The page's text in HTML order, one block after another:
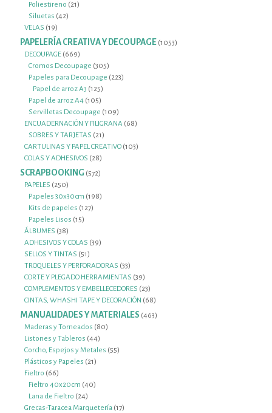
productos
Poliestireno 2121
Siluetas 4242
VELAS 1919
productos
PAPELERÍA CREATIVA Y DECOUPAGE 10531053
DECOUPAGE 669669
productos
Cromos Decoupage 305305
productos
Papeles para Decoupage 223223
Papel de arroz A3 125125
productos
Papel de arroz A4 105105
productos
Servilletas Decoupage 109109
productos
ENCUADERNACIÓN Y FILIGRANA 6868
SOBRES Y TARJETAS 2121
productos
CARTULINAS Y PAPEL CREATIVO 103103
COLAS Y ADHESIVOS 2828
SCRAPBOOKING 572572
PAPELES 250250
productos
Papeles 30x30cm 198198
Kits de papeles 127127
Papeles Lisos 1515
ÁLBUMES 3838
productos
ADHESIVOS Y COLAS 3939
SELLOS Y TINTAS 5151
productos
TROQUELES Y PERFORADORAS 3333
productos
CORTE Y PLEGADO HERRAMIENTAS 3939
productos
COMPLEMENTOS Y EMBELLECEDORES 2323
productos
CINTAS, WHASHI TAPE Y DECORACIÓN 6868
productos
MANUALIDADES Y MATERIALES 463463
Maderas y Torneados 8080
Listones y Tableros 4444
productos
Corcho, Espejos y Metales 5555
Plásticos y Papeles 2121
Fieltro 6666
productos
Fieltro 40x20cm 4040
Lana de Fieltro 2424
productos
Grecas-Taracea Marquetería 1717